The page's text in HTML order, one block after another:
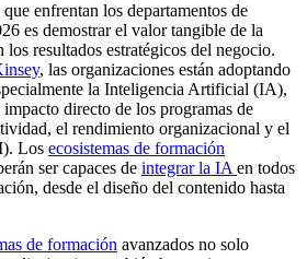
enfrentan los departamentos de
es demostrar el valor tangible de la
resultados estratégicos del negocio.
, las organizaciones están adoptando
la Inteligencia Artificial (IA),
directo de los programas de
el rendimiento organizacional y el
Los ecosistemas de formación
ser capaces de integrar la IA en todos
desde el diseño del contenido hasta
de formación avanzados no solo